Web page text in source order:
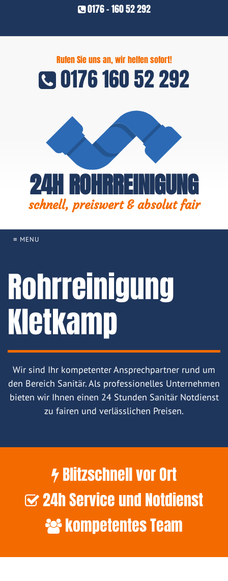
0176 - 160 52 292
Rufen Sie uns an, wir helfen sofort!
0176 160 52 292
24H ROHRREINIGUNG
schnell, preiswert & absolut fair
≡ MENU
Rohrreinigung
Kletkamp
Wir sind Ihr kompetenter Ansprechpartner rund um
den Bereich Sanitär. Als professionelles Unternehmen
bieten wir Ihnen einen 24 Stunden Sanitär Notdienst
zu fairen und verlässlichen Preisen.
Blitzschnell vor Ort
24h Service und Notdienst
kompetentes Team